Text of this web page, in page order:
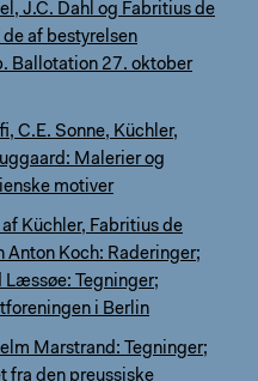
J.C. Dahl og Fabritius de
af bestyrelsen
Ballotation 27. oktober
C.E. Sonne, Küchler,
Malerier og
motiver
Küchler, Fabritius de
Anton Koch: Raderinger;
Læssøe: Tegninger;
i Berlin
Marstrand: Tegninger;
fra den preussiske